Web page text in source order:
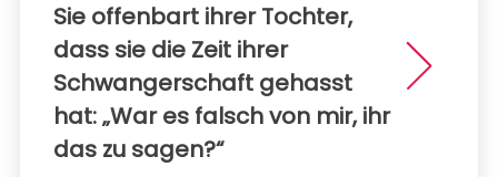
Sie offenbart ihrer Tochter,
dass sie die Zeit ihrer
Schwangerschaft gehasst
hat: „War es falsch von mir, ihr
das zu sagen?“